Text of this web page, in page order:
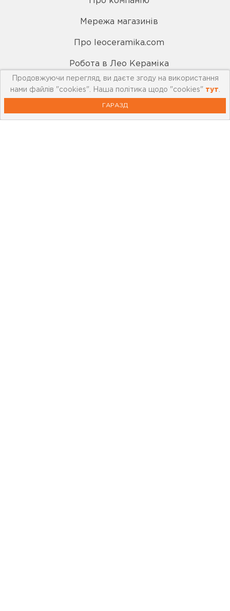
Мережа магазинів
Про leoceramika.com
Робота в Лео Кераміка
Контакти
Корисна інформація
Продовжуючи перегляд, ви даєте згоду на використання
нами файлів "cookies". Наша політика щодо "cookies" тут
ГАРАЗД